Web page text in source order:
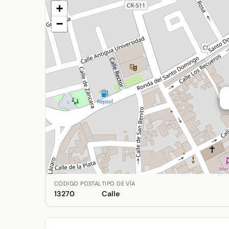
+
−
Ubicación de Agustin Moreto en Almagro,
CÓDIGO POSTAL
13270
TIPO DE VÍA
Calle